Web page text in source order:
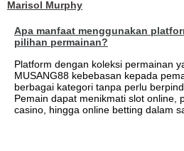
Marisol Murphy
Apa manfaat menggunakan
pilihan permainan?
Platform dengan koleksi permainan
MUSANG88 kebebasan kepada
berbagai kategori tanpa perlu
Pemain dapat menikmati slot online,
casino, hingga online betting dalam